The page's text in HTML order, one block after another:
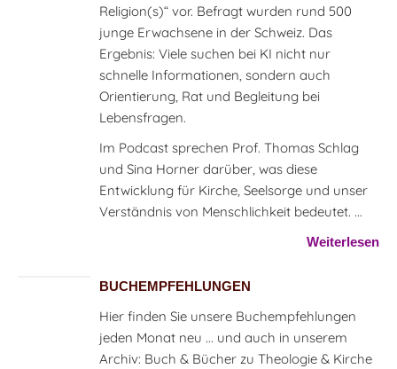
Religion(s)“ vor. Befragt wurden rund 500
junge Erwachsene in der Schweiz. Das
Ergebnis: Viele suchen bei KI nicht nur
schnelle Informationen, sondern auch
Orientierung, Rat und Begleitung bei
Lebensfragen.
Im Podcast sprechen Prof. Thomas Schlag
und Sina Horner darüber, was diese
Entwicklung für Kirche, Seelsorge und unser
Verständnis von Menschlichkeit bedeutet. ...
Weiterlesen
BUCHEMPFEHLUNGEN
Hier finden Sie unsere Buchempfehlungen
jeden Monat neu ... und auch in unserem
Archiv: Buch & Bücher zu Theologie & Kirche